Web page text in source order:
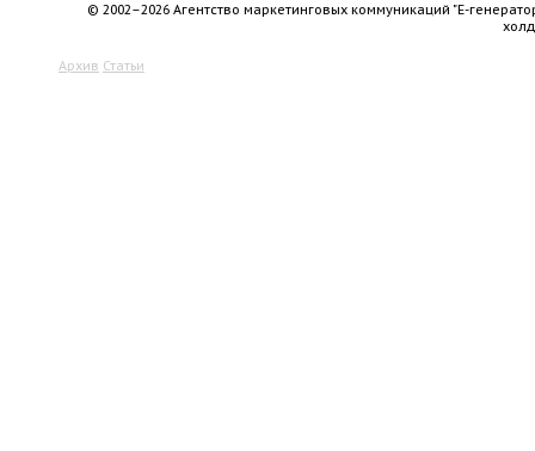
© 2002–2026 Агентство маркетинговых коммуникаций "Е-
Архив Статьи